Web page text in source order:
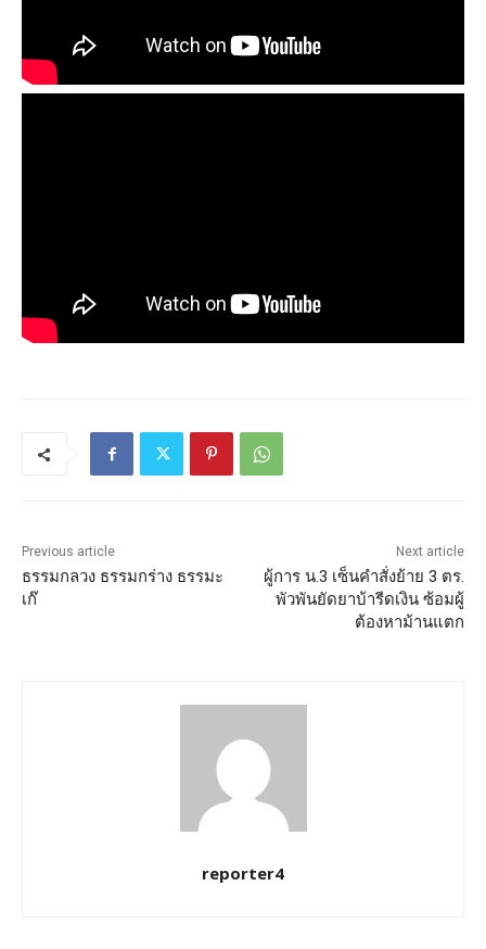
Previous article
ธรรมกลวง ธรรมกร่าง ธรรมะ
เก๊
Next article
ผู้การ น.3 เซ็นคำสั่งย้าย 3 ตร.
พัวพันยัดยาบ้ารีดเงิน ซ้อมผู้
ต้องหาม้านแตก
reporter4